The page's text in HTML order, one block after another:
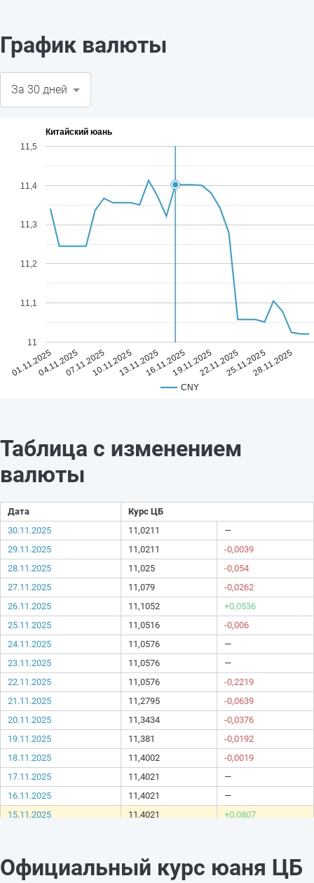
График валюты
Китайский юань
CNY
01.11.202504.11.202507.11.202510.11.202513.11.202516.11.202519.11.202522.11.202525.11.202528.11.2025
11
11,1
11,2
11,3
11,4
11,5
Таблица с изменением
валюты
Дата
Курс ЦБ
30.11.2025
11,0211
—
29.11.2025
11,0211
-0,0039
28.11.2025
11,025
-0,054
27.11.2025
11,079
-0,0262
26.11.2025
11,1052
+0,0536
25.11.2025
11,0516
-0,006
24.11.2025
11,0576
—
23.11.2025
11,0576
—
22.11.2025
11,0576
-0,2219
21.11.2025
11,2795
-0,0639
20.11.2025
11,3434
-0,0376
19.11.2025
11,381
-0,0192
18.11.2025
11,4002
-0,0019
17.11.2025
11,4021
—
16.11.2025
11,4021
—
15.11.2025
11,4021
+0,0807
12.11.2025
11,413
+0,0624
Официальный курс юаня ЦБ